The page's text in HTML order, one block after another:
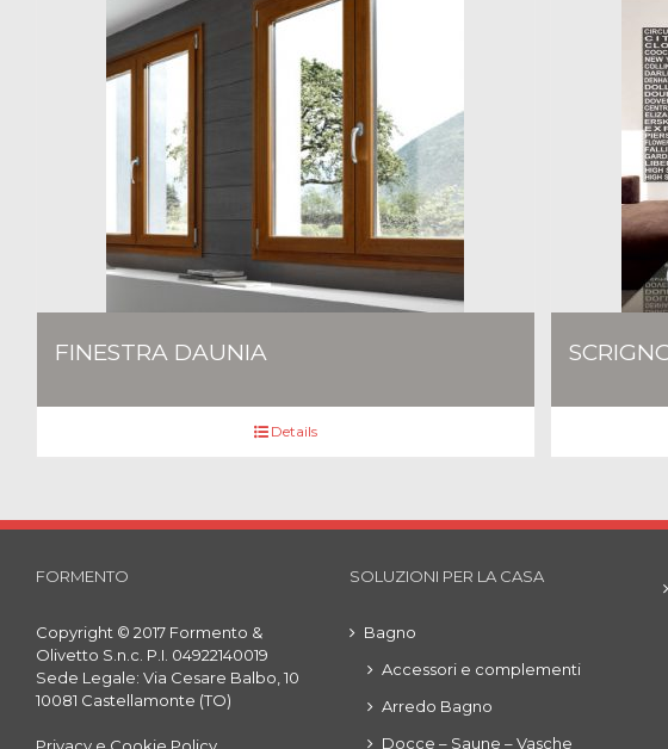
FINESTRA DAUNIA
Details
FORMENTO
Copyright © 2017 Formento &
Olivetto S.n.c. P.I. 04922140019
Sede Legale: Via Cesare Balbo, 10
10081 Castellamonte (TO)
SOLUZIONI PER LA CASA
Bagno
Accessori e complementi
Arredo Bagno
Docce – Saune – Vasche